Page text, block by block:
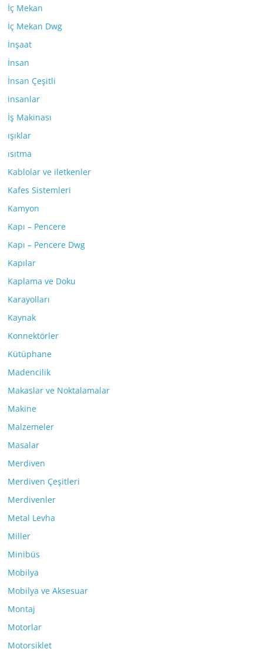
İç Mekan
İç Mekan Dwg
İnşaat
İnsan
İnsan Çeşitli
insanlar
İş Makinası
ışıklar
ısıtma
Kablolar ve iletkenler
Kafes Sistemleri
Kamyon
Kapı – Pencere
Kapı – Pencere Dwg
Kapılar
Kaplama ve Doku
Karayolları
Kaynak
Konnektörler
Kütüphane
Madencilik
Makaslar ve Noktalamalar
Makine
Malzemeler
Masalar
Merdiven
Merdiven Çeşitleri
Merdivenler
Metal Levha
Miller
Minibüs
Mobilya
Mobilya ve Aksesuar
Montaj
Motorlar
Motorsiklet